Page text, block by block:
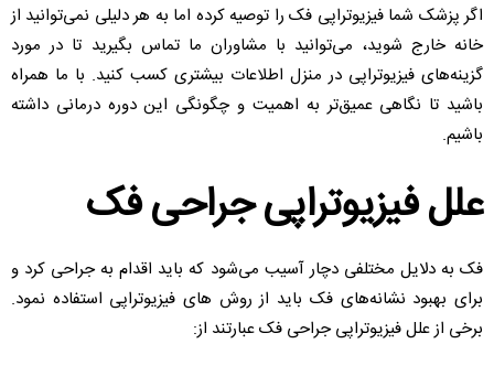
اگر پزشک شما فیزیوتراپی فک را توصیه کرده اما به هر دلیلی نمی‌توانید از
خانه خارج شوید، می‌توانید با مشاوران ما تماس بگیرید تا در مورد
گزینه‌های فیزیوتراپی در منزل اطلاعات بیشتری کسب کنید. با ما همراه
باشید تا نگاهی عمیق‌تر به اهمیت و چگونگی این دوره درمانی داشته
باشیم.
علل فیزیوتراپی جراحی فک
فک به دلایل مختلفی دچار آسیب می‌شود که باید اقدام به جراحی کرد و
برای بهبود نشانه‌های فک باید از روش های فیزیوتراپی استفاده نمود.‌
برخی از علل فیزیوتراپی جراحی فک عبارتند‌ از: